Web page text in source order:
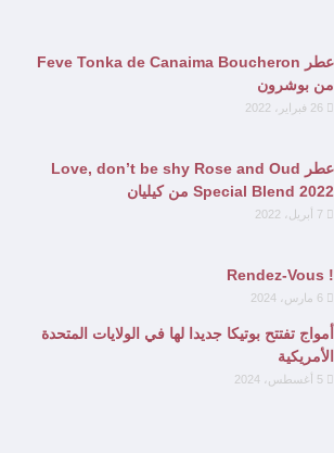
عطر Feve Tonka de Canaima Boucheron
من بوشرون
26 فبراير، 2022
عطر Love, don’t be shy Rose and Oud
Special Blend 2022 من كيليان
7 أبريل، 2022
! Rendez-Vous
6 مارس، 2024
أمواج تفتتح بوتيكا جديدا لها في الولايات المتحدة
الأمريكية
5 أغسطس، 2024